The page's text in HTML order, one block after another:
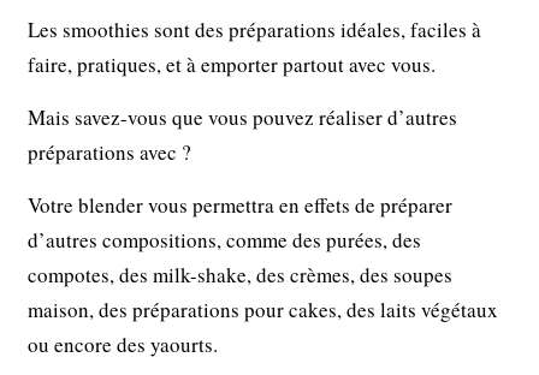
Les smoothies sont des préparations idéales, faciles à
faire, pratiques, et à emporter partout avec vous.
Mais savez-vous que vous pouvez réaliser d’autres
préparations avec ?
Votre blender vous permettra en effets de préparer
d’autres compositions, comme des purées, des
compotes, des milk-shake, des crèmes, des soupes
maison, des préparations pour cakes, des laits végétaux
ou encore des yaourts.